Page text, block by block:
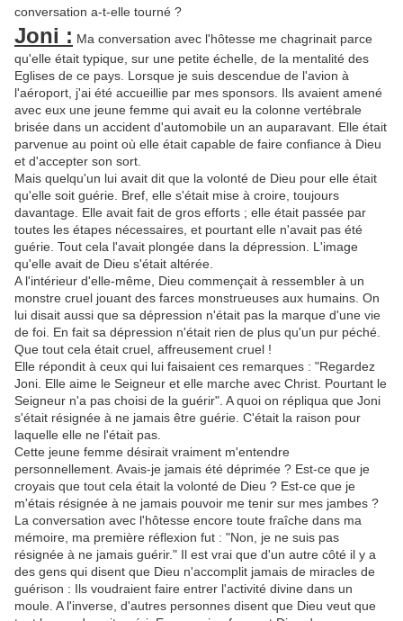
conversation a-t-elle tourné ?
Joni : Ma conversation avec l'hôtesse me chagrinait parce
qu'elle était typique, sur une petite échelle, de la mentalité des
Eglises de ce pays. Lorsque je suis descendue de l'avion à
l'aéroport, j'ai été accueillie par mes sponsors. Ils avaient amené
avec eux une jeune femme qui avait eu la colonne vertébrale
brisée dans un accident d'automobile un an auparavant. Elle était
parvenue au point où elle était capable de faire confiance à Dieu
et d'accepter son sort.
Mais quelqu'un lui avait dit que la volonté de Dieu pour elle était
qu'elle soit guérie. Bref, elle s'était mise à croire, toujours
davantage. Elle avait fait de gros efforts ; elle était passée par
toutes les étapes nécessaires, et pourtant elle n'avait pas été
guérie. Tout cela l'avait plongée dans la dépression. L'image
qu'elle avait de Dieu s'était altérée.
A l'intérieur d'elle-même, Dieu commençait à ressembler à un
monstre cruel jouant des farces monstrueuses aux humains. On
lui disait aussi que sa dépression n'était pas la marque d'une vie
de foi. En fait sa dépression n'était rien de plus qu'un pur péché.
Que tout cela était cruel, affreusement cruel !
Elle répondit à ceux qui lui faisaient ces remarques : "Regardez
Joni. Elle aime le Seigneur et elle marche avec Christ. Pourtant le
Seigneur n'a pas choisi de la guérir". A quoi on répliqua que Joni
s'était résignée à ne jamais être guérie. C'était la raison pour
laquelle elle ne l'était pas.
Cette jeune femme désirait vraiment m'entendre
personnellement. Avais-je jamais été déprimée ? Est-ce que je
croyais que tout cela était la volonté de Dieu ? Est-ce que je
m'étais résignée à ne jamais pouvoir me tenir sur mes jambes ?
La conversation avec l'hôtesse encore toute fraîche dans ma
mémoire, ma première réflexion fut : "Non, je ne suis pas
résignée à ne jamais guérir." Il est vrai que d'un autre côté il y a
des gens qui disent que Dieu n'accomplit jamais de miracles de
guérison : Ils voudraient faire entrer l'activité divine dans un
moule. A l'inverse, d'autres personnes disent que Dieu veut que